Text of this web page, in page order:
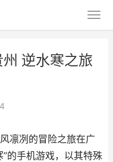
逆水寒之旅
凛冽的冒险之旅在广
的手机游戏，以其特殊